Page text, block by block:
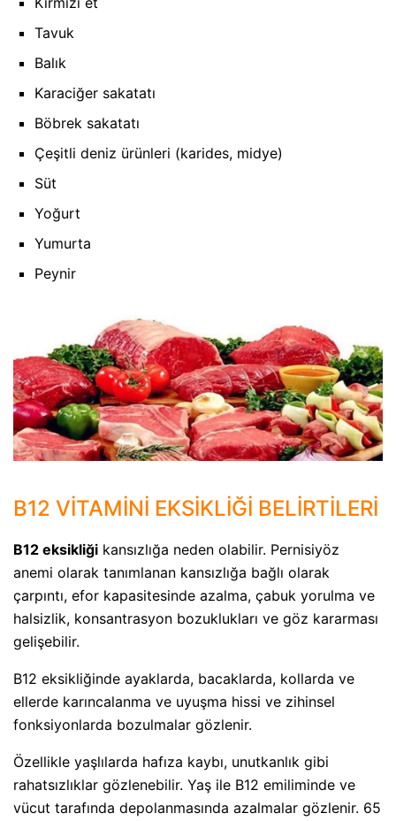
Tavuk
Balık
Karaciğer sakatatı
Böbrek sakatatı
Çeşitli deniz ürünleri (karides, midye)
Süt
Yoğurt
Yumurta
Peynir
B12 VİTAMİNİ EKSİKLİĞİ BELİRTİLERİ
B12 eksikliği kansızlığa neden olabilir. Pernisiyöz
anemi olarak tanımlanan kansızlığa bağlı olarak
çarpıntı, efor kapasitesinde azalma, çabuk yorulma ve
halsizlik, konsantrasyon bozuklukları ve göz kararması
gelişebilir.
B12 eksikliğinde ayaklarda, bacaklarda, kollarda ve
ellerde karıncalanma ve uyuşma hissi ve zihinsel
fonksiyonlarda bozulmalar gözlenir.
Özellikle yaşlılarda hafıza kaybı, unutkanlık gibi
rahatsızlıklar gözlenebilir. Yaş ile B12 emiliminde ve
vücut tarafında depolanmasında azalmalar gözlenir. 65